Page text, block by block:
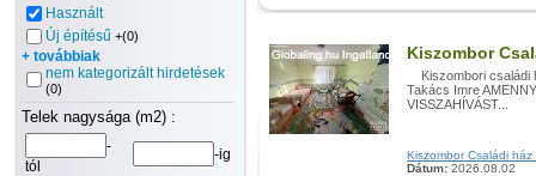
Használt
Új építésű +(0)
+ továbbiak
nem kategorizált hirdetések
(0)
Telek nagysága (m2) :
-
tól
-ig
Kiszombor
Kiszombori családi
Takács Imre
VISSZAHÍVÁST...
Kiszombor Családi
Dátum: 2026.08.02